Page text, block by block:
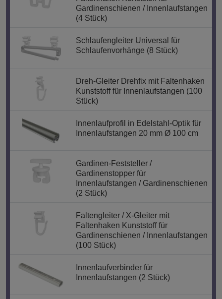
Gardinenschienen / Innenlaufstangen
(4 Stück)
Schlaufengleiter Universal für
Schlaufenvorhänge (8 Stück)
Dreh-Gleiter Drehfix mit Faltenhaken
Kunststoff für Innenlaufstangen (100
Stück)
Innenlaufprofil in Edelstahl-Optik für
Innenlaufstangen 20 mm Ø 100 cm
Gardinen-Feststeller /
Gardinenstopper für
Innenlaufstangen / Gardinenschienen
(2 Stück)
Faltengleiter / X-Gleiter mit
Faltenhaken Kunststoff für
Gardinenschienen / Innenlaufstangen
(100 Stück)
Innenlaufverbinder für
Innenlaufstangen (2 Stück)